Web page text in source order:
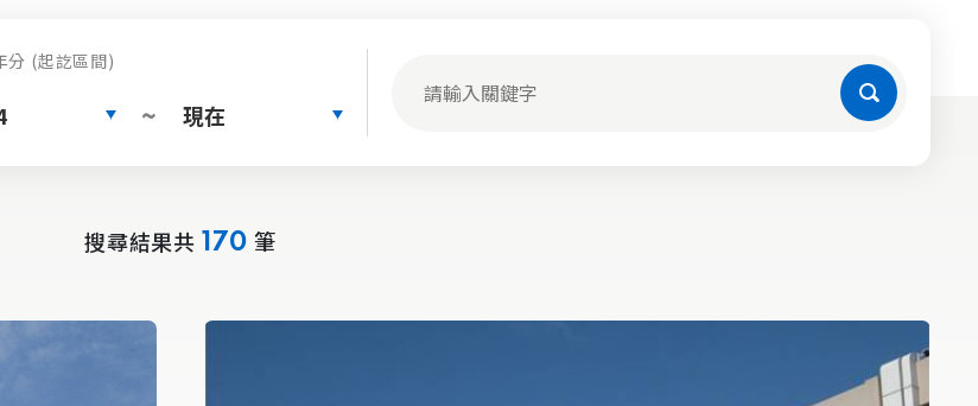
分 (起訖區間)
~ 現在
搜尋結果共 170 筆